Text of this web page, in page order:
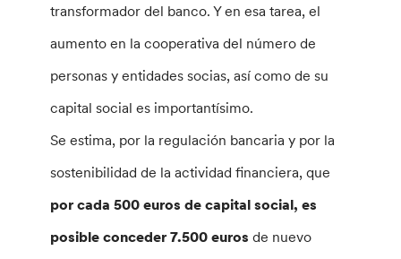
transformador del banco. Y en esa tarea, el
aumento en la cooperativa del número de
personas y entidades socias, así como de su
capital social es importantísimo.
Se estima, por la regulación bancaria y por la
sostenibilidad de la actividad financiera, que
por cada 500 euros de capital social, es
posible conceder 7.500 eurosde nuevo